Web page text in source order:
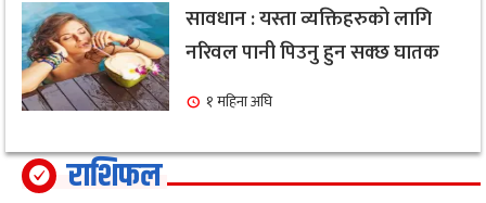
सावधान : यस्ता व्यक्तिहरुको लागि
नरिवल पानी पिउनु हुन सक्छ घातक
१ महिना अघि
राशिफल